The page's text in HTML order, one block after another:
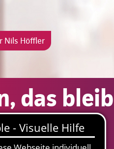
Nils Höffler
das
Nils Höffler